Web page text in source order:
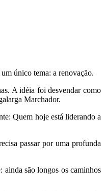
único tema: a renovação.
A idéia foi desvendar como
Marchador.
Quem hoje está liderando a
passar por uma profunda
ainda são longos os caminhos